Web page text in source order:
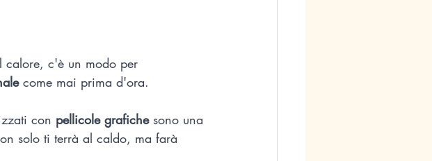
calore, c'è un modo per
come mai prima d'ora.
con pellicole grafiche sono una
solo ti terrà al caldo, ma farà